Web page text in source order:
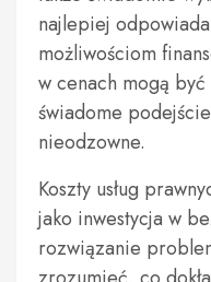
najlepiej
możliwościom
w cenach mogą
świadome
nieodzowne.
Koszty usług
jako inwestycja w
rozwiązanie